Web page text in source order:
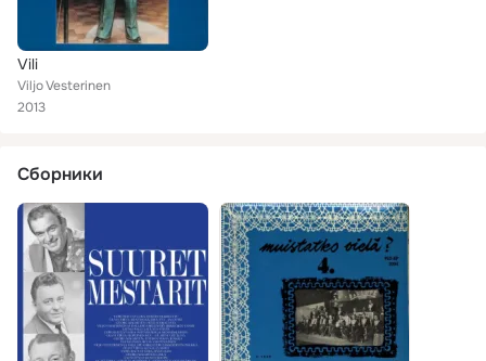
Vili
Viljo Vesterinen
2013
Сборники